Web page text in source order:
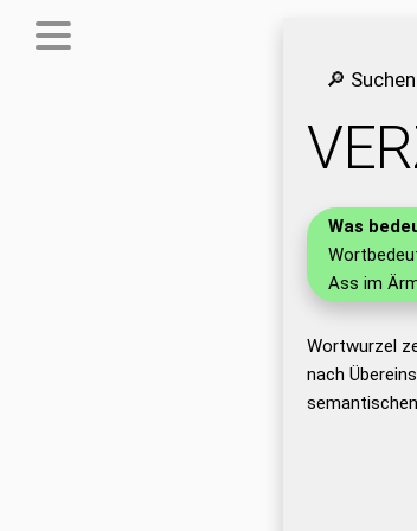
🔎 Suchen
Was
Ass im
Wortwurzel
nach